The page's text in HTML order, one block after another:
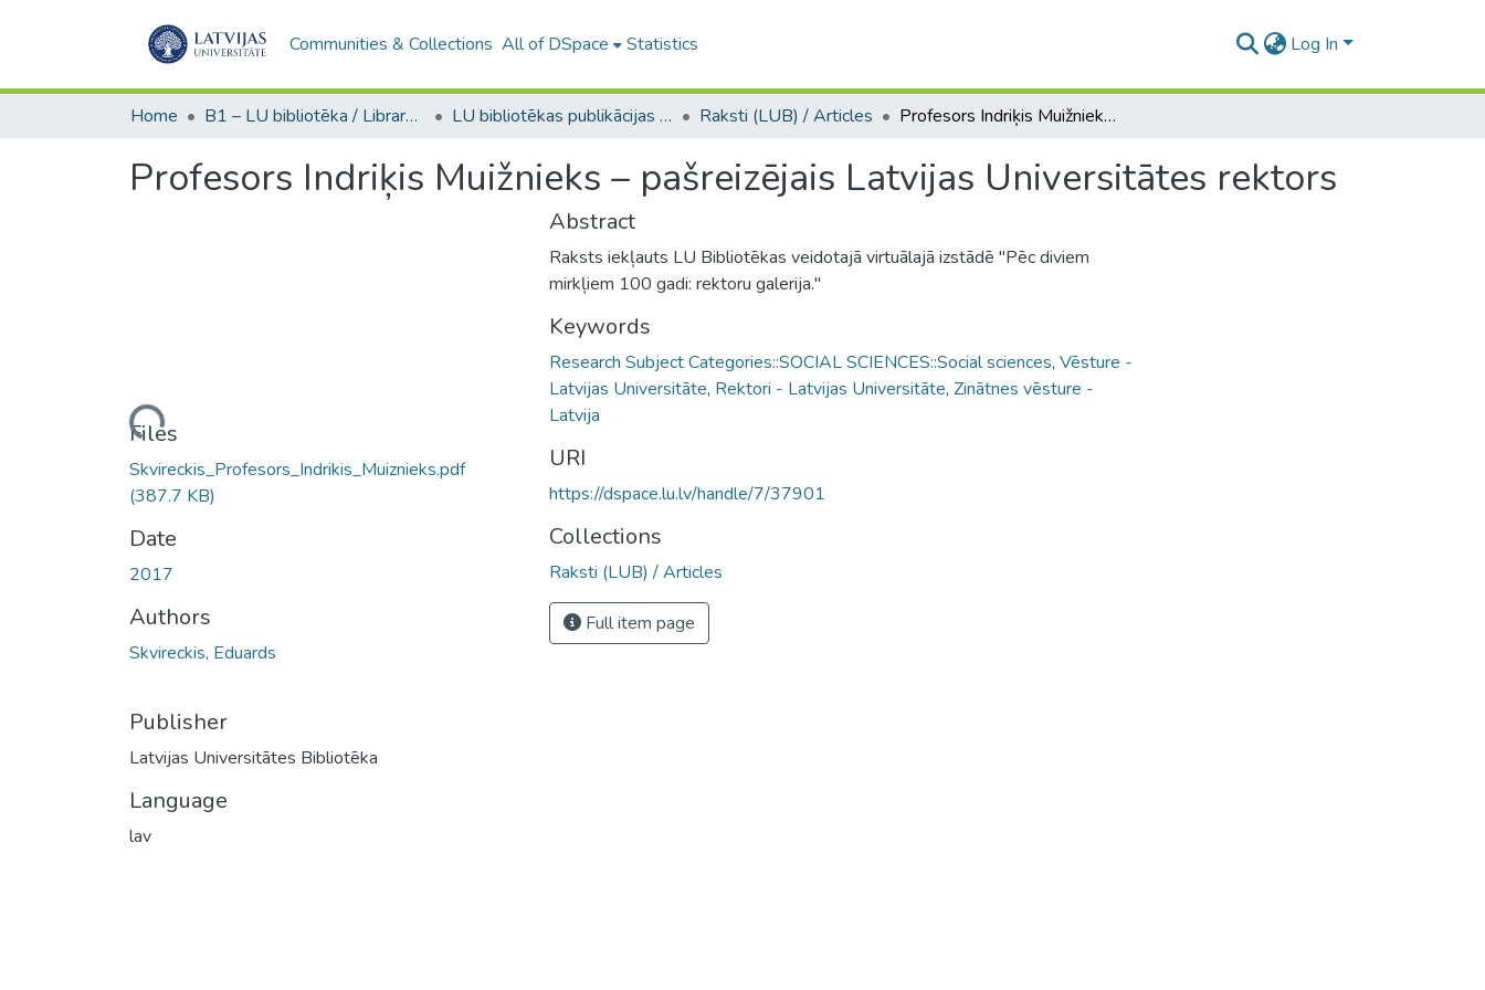
Communities & Collections All of DSpace Statistics Log In
Home B1 – LU bibliotēka / Library of the UL LU bibliotēkas publikācijas / Publications of the University Library Raksti (LUB) / Articles Profesors Indriķis Muižnieks – pašreizējais Latvijas Universitātes rektors
Profesors Indriķis Muižnieks – pašreizējais Latvijas Universitātes rektors
Loading...
Files
Skvireckis_Profesors_Indrikis_Muiznieks.pdf
(387.7 KB)
Date
2017
Authors
Skvireckis, Eduards
Publisher
Latvijas Universitātes Bibliotēka
Language
lav
Abstract
Raksts iekļauts LU Bibliotēkas veidotajā virtuālajā izstādē "Pēc diviem
mirkļiem 100 gadi: rektoru galerija."
Keywords
Research Subject Categories::SOCIAL SCIENCES::Social sciences, Vēsture -
Latvijas Universitāte, Rektori - Latvijas Universitāte, Zinātnes vēsture -
Latvija
URI
https://dspace.lu.lv/handle/7/37901
Collections
Raksti (LUB) / Articles
Full item page